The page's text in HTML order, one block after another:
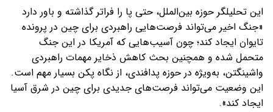
این تحلیلگر حوزه بین‌الملل، حتی پا را فراتر گذاشته و باور دارد
«جنگ اخیر می‌تواند فرصت‌هایی راهبردی برای چین در پرونده
تایوان ایجاد کند؛ چون آسیب‌هایی که آمریکا در این جنگ
متحمل شده و همچنین بحث کاهش ذخایر مهمات راهبردی
واشینگتن، به‌ویژه در حوزه پدافندی، از نگاه پکن بسیار مهم است.
این وضعیت می‌تواند فرصت‌های جدیدی برای چین در شرق آسیا
ایجاد کند».